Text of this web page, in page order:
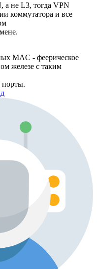
не L3, тогда VPN
коммутатора и все
MAC - феерическое
железе с таким
порты.